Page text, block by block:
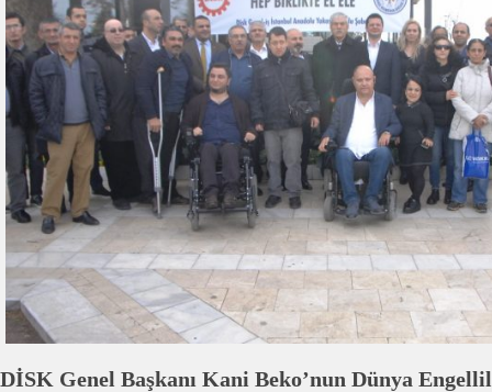
DİSK Genel Başkanı Kani Beko’nun Dünya